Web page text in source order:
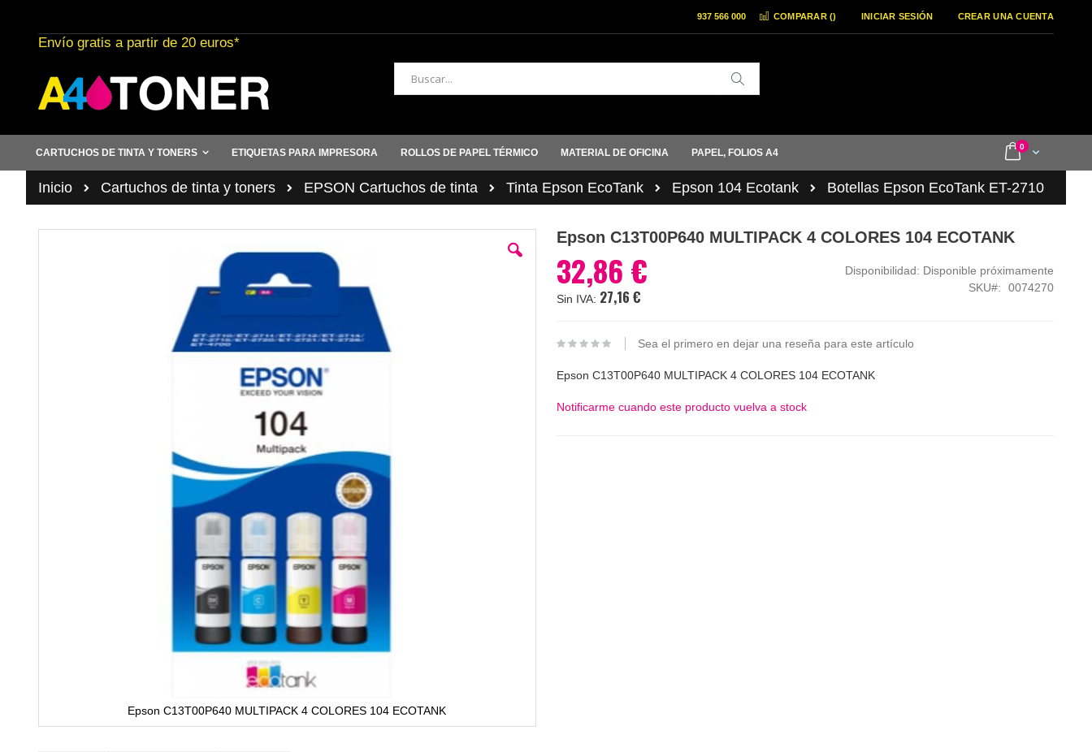
al
contenido
COMPARAR () INICIAR SESIÓN CREAR UNA CUENTA
937 566 000
Envío gratis a partir de 20 euros*
Buscar
Cart
0items
CARTUCHOS DE TINTA Y TONERS ETIQUETAS PARA IMPRESORA ROLLOS DE PAPEL TÉRMICO MATERIAL DE OFICINA PAPEL, FOLIOS A4
Inicio Cartuchos de tinta y toners EPSON Cartuchos de tinta Tinta Epson EcoTank Epson 104 Ecotank Botellas Epson EcoTank ET-2710
Epson C13T00P640 MULTIPACK 4 COLORES 104 ECOTANK
Epson C13T00P640 MULTIPACK 4 COLORES 104 ECOTANK
32,86 €
27,16 €
Disponibilidad: Disponible próximamente
SKU
0074270
Sea el primero en dejar una reseña para este artículo
Epson C13T00P640 MULTIPACK 4 COLORES 104 ECOTANK
Notificarme cuando este producto vuelva a stock